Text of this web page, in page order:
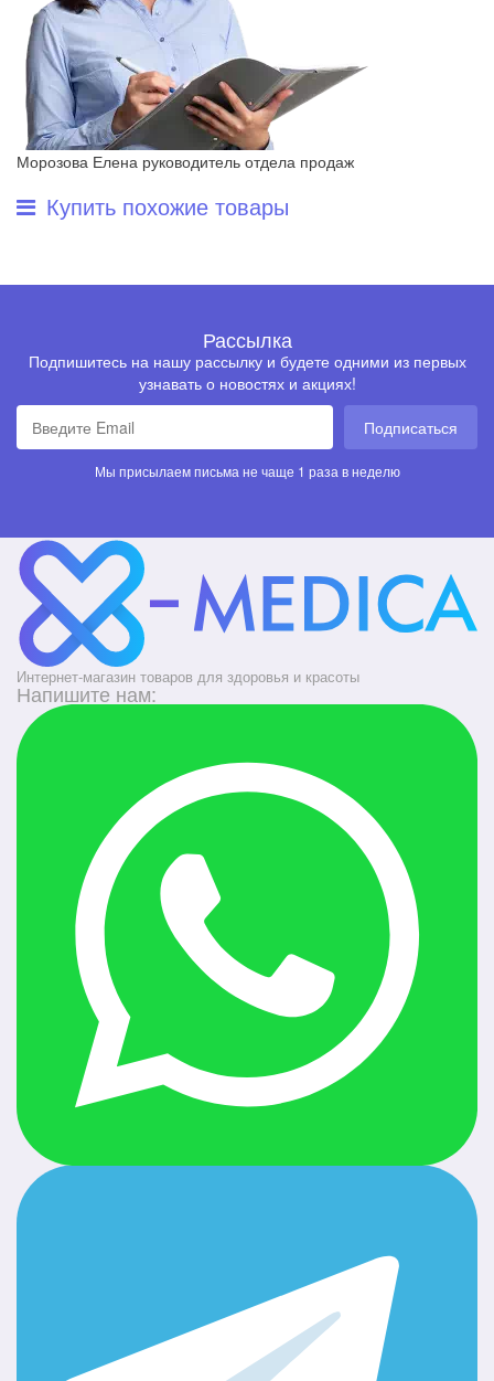
Морозова Елена руководитель отдела продаж
Купить похожие товары
Рассылка
Подпишитесь на нашу рассылку и будете одними из первых
узнавать о новостях и акциях!
Подписаться
Мы присылаем письма не чаще 1 раза в неделю
Интернет-магазин товаров для здоровья и красоты
Напишите нам: